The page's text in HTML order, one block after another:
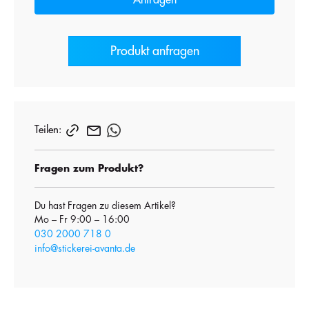
Produkt anfragen
Teilen:
Fragen zum Produkt?
Du hast Fragen zu diesem Artikel?
Mo – Fr 9:00 – 16:00
030 2000 718 0
info@stickerei-avanta.de